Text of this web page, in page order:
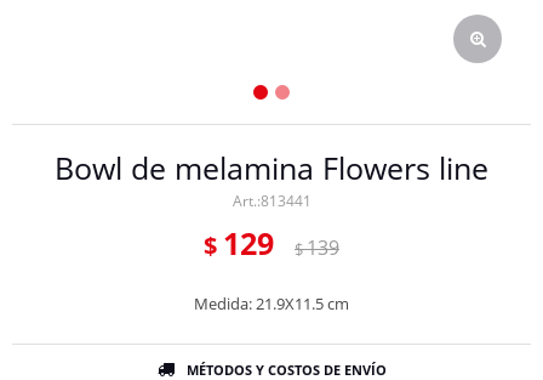
Bowl de melamina Flowers line
813441
$ 129 $139
Medida: 21.9X11.5 cm
MÉTODOS Y COSTOS DE ENVÍO